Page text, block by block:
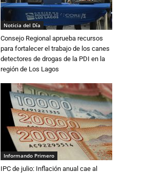
Noticia del Día
Consejo Regional aprueba recursos
para fortalecer el trabajo de los canes
detectores de drogas de la PDI en la
región de Los Lagos
Informando Primero
IPC de julio: Inflación anual cae al